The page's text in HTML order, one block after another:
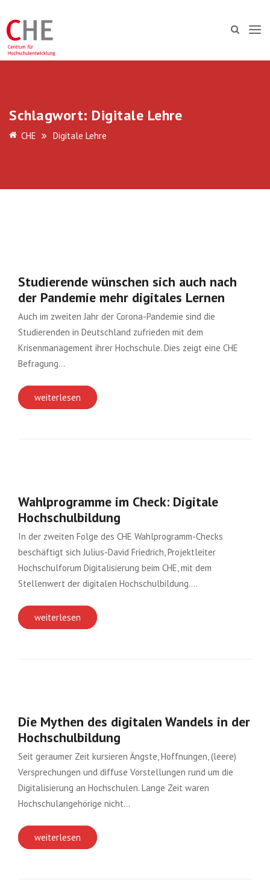
Schlagwort: Digitale Lehre
CHE Digitale Lehre
Studierende wünschen sich auch nach
der Pandemie mehr digitales Lernen
Auch im zweiten Jahr der Corona-Pandemie sind die
Studierenden in Deutschland zufrieden mit dem
Krisenmanagement ihrer Hochschule. Dies zeigt eine CHE
Befragung…
weiterlesen
Wahlprogramme im Check: Digitale
Hochschulbildung
In der zweiten Folge des CHE Wahlprogramm-Checks
beschäftigt sich Julius-David Friedrich, Projektleiter
Hochschulforum Digitalisierung beim CHE, mit dem
Stellenwert der digitalen Hochschulbildung….
weiterlesen
Die Mythen des digitalen Wandels in der
Hochschulbildung
Seit geraumer Zeit kursieren Ängste, Hoffnungen, (leere)
Versprechungen und diffuse Vorstellungen rund um die
Digitalisierung an Hochschulen. Lange Zeit waren
Hochschulangehörige nicht…
weiterlesen